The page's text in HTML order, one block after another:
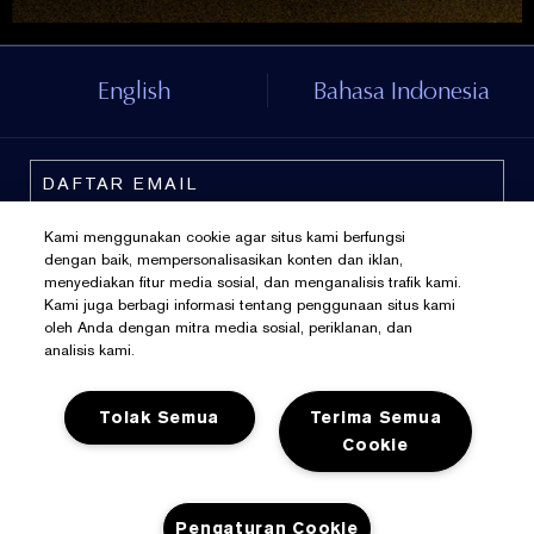
English Bahasa Indonesia
Kebijakan Pribadi
Syarat Dan Ketentuan
Kami menggunakan cookie agar situs kami berfungsi
dengan baik, mempersonalisasikan konten dan iklan,
menyediakan fitur media sosial, dan menganalisis trafik kami.
Kami juga berbagi informasi tentang penggunaan situs kami
oleh Anda dengan mitra media sosial, periklanan, dan
analisis kami.
Terima Semua
Cookie
Tolak Semua
Pengaturan Cookie